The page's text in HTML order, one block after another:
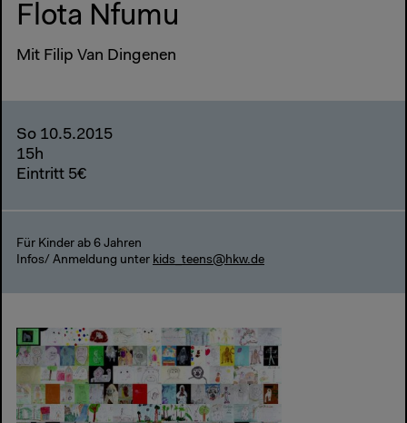
Flota Nfumu
Mit Filip Van Dingenen
So 10.5.2015
15h
Eintritt 5€
Für Kinder ab 6 Jahren
Infos/ Anmeldung unter kids_teens@hkw.de